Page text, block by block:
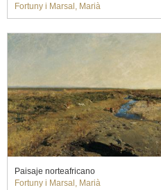
Fortuny i Marsal, Marià
Paisaje norteafricano
Fortuny i Marsal, Marià